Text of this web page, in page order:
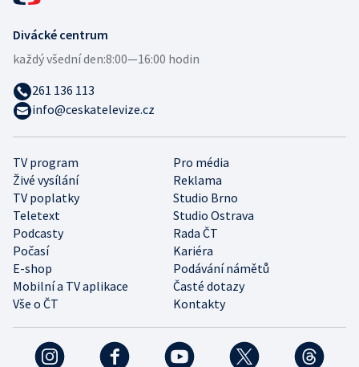
TV program
Pro média
Živé vysílání
Reklama
TV poplatky
Studio Brno
Teletext
Studio Ostrava
Podcasty
Rada ČT
Počasí
Kariéra
E-shop
Podávání námětů
Mobilní a TV aplikace
Časté dotazy
Vše o ČT
Kontakty
Divácké centrum
každý všední den:8:00—16:00 hodin
261 136 113
info@ceskatelevize.cz